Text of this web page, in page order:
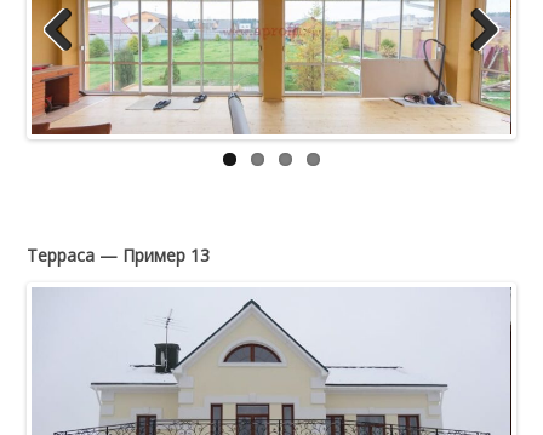
Previous Next
Терраса — Пример 13